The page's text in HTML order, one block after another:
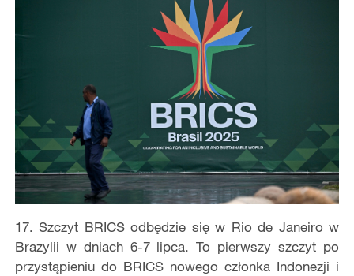
17. Szczyt BRICS odbędzie się w Rio de Janeiro w
Brazylii w dniach 6-7 lipca. To pierwszy szczyt po
przystąpieniu do BRICS nowego członka Indonezji i